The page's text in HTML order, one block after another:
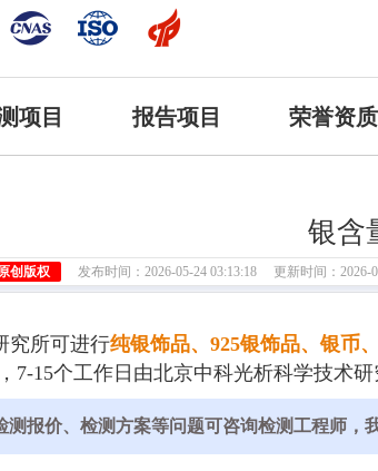
项目 报告项目 荣誉资质
银含
创版权 发布时间：2026-05-24 03:13:18 更新时间：2026-
究所可进行纯银饰品、925银饰品、银币
7-15个工作日由北京中科光析科学技术研
测报价、检测方案等问题可咨询检测工程师，